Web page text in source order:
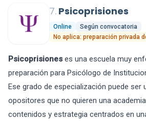
7. Psicoprisiones
Online
Según convocatoria
No aplica: preparación privada
Psicoprisiones es una escuela muy
preparación para Psicólogo de
Ese grado de especialización puede ser
opositores que no quieren una
contenidos y estrategia centrados en